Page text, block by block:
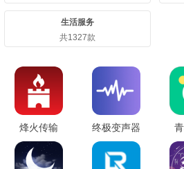
生活服务
共1327款
烽火传输 终极变声器